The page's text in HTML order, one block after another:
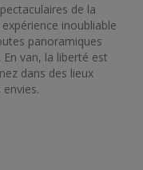
de la
inoubliable
panoramiques
van, la liberté est
dans des lieux